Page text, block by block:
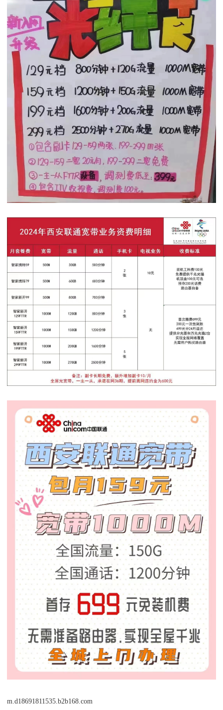
m.d18691811535.b2b168.com